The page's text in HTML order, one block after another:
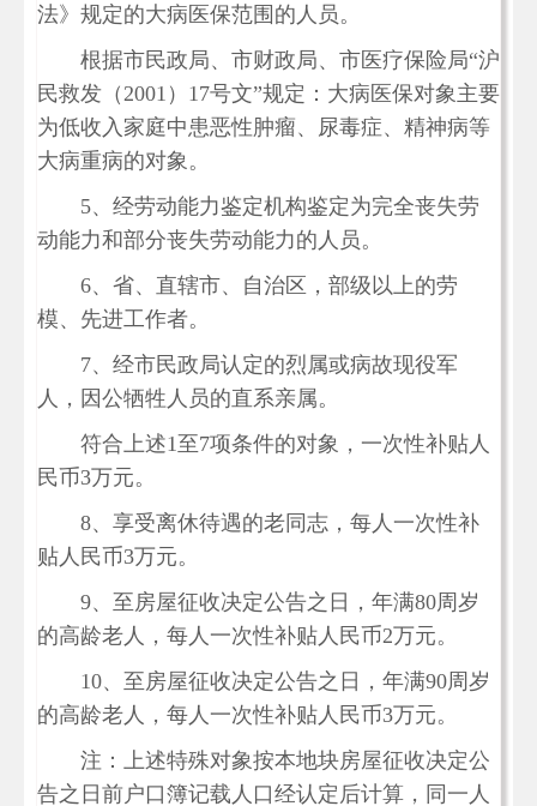
法》规定的大病医保范围的人员。
根据市民政局、市财政局、市医疗保险局“沪
民救发（2001）17号文”规定：大病医保对象主要
为低收入家庭中患恶性肿瘤、尿毒症、精神病等
大病重病的对象。
5、经劳动能力鉴定机构鉴定为完全丧失劳
动能力和部分丧失劳动能力的人员。
6、省、直辖市、自治区，部级以上的劳
模、先进工作者。
7、经市民政局认定的烈属或病故现役军
人，因公牺牲人员的直系亲属。
符合上述1至7项条件的对象，一次性补贴人
民币3万元。
8、享受离休待遇的老同志，每人一次性补
贴人民币3万元。
9、至房屋征收决定公告之日，年满80周岁
的高龄老人，每人一次性补贴人民币2万元。
10、至房屋征收决定公告之日，年满90周岁
的高龄老人，每人一次性补贴人民币3万元。
注：上述特殊对象按本地块房屋征收决定公
告之日前户口簿记载人口经认定后计算，同一人